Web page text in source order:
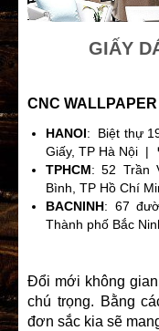
GIẤY
CNC WALLPAPER
HANOI: Biệt thự
Giấy, TP Hà Nội |
TPHCM: 52 Trần
Bình, TP Hồ Chí
BACNINH: 67
Thành phố Bắc
Đổi mới không
chú trọng. Bằng
đơn sắc kia sẽ